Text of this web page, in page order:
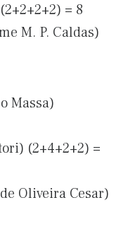
= 8
M. P. Caldas)
Massa)
(2+4+2+2) =
Oliveira Cesar)